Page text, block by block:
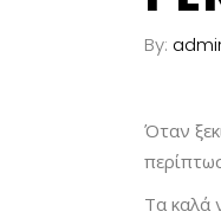
By:
Όταν
Τα καλά